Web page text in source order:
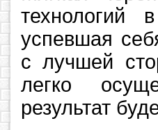
технологий
успевшая
с лучшей
легко
результат